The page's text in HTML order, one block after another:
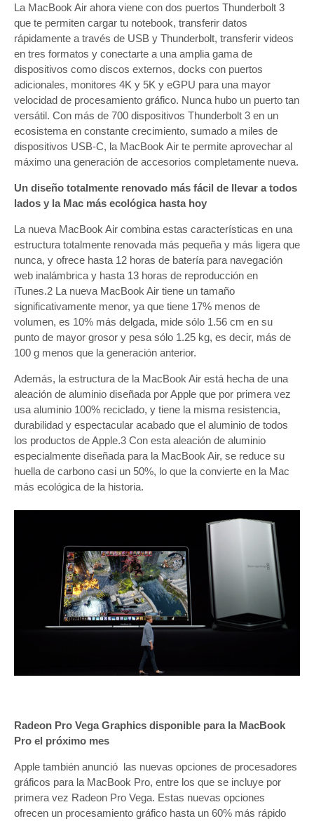
La MacBook Air ahora viene con dos puertos Thunderbolt 3
que te permiten cargar tu notebook, transferir datos
rápidamente a través de USB y Thunderbolt, transferir videos
en tres formatos y conectarte a una amplia gama de
dispositivos como discos externos, docks con puertos
adicionales, monitores 4K y 5K y eGPU para una mayor
velocidad de procesamiento gráfico. Nunca hubo un puerto tan
versátil. Con más de 700 dispositivos Thunderbolt 3 en un
ecosistema en constante crecimiento, sumado a miles de
dispositivos USB-C, la MacBook Air te permite aprovechar al
máximo una generación de accesorios completamente nueva.
Un diseño totalmente renovado más fácil de llevar a todos
lados y la Mac más ecológica hasta hoy
La nueva MacBook Air combina estas características en una
estructura totalmente renovada más pequeña y más ligera que
nunca, y ofrece hasta 12 horas de batería para navegación
web inalámbrica y hasta 13 horas de reproducción en
iTunes.2 La nueva MacBook Air tiene un tamaño
significativamente menor, ya que tiene 17% menos de
volumen, es 10% más delgada, mide sólo 1.56 cm en su
punto de mayor grosor y pesa sólo 1.25 kg, es decir, más de
100 g menos que la generación anterior.
Además, la estructura de la MacBook Air está hecha de una
aleación de aluminio diseñada por Apple que por primera vez
usa aluminio 100% reciclado, y tiene la misma resistencia,
durabilidad y espectacular acabado que el aluminio de todos
los productos de Apple.3 Con esta aleación de aluminio
especialmente diseñada para la MacBook Air, se reduce su
huella de carbono casi un 50%, lo que la convierte en la Mac
más ecológica de la historia.
Radeon Pro Vega Graphics disponible para la MacBook
Pro el próximo mes
Apple también anunció las nuevas opciones de procesadores
gráficos para la MacBook Pro, entre los que se incluye por
primera vez Radeon Pro Vega. Estas nuevas opciones
ofrecen un procesamiento gráfico hasta un 60% más rápido